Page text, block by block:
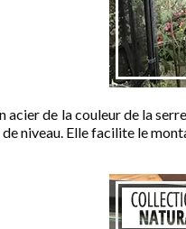
acier de la couleur de la
niveau. Elle facilite le